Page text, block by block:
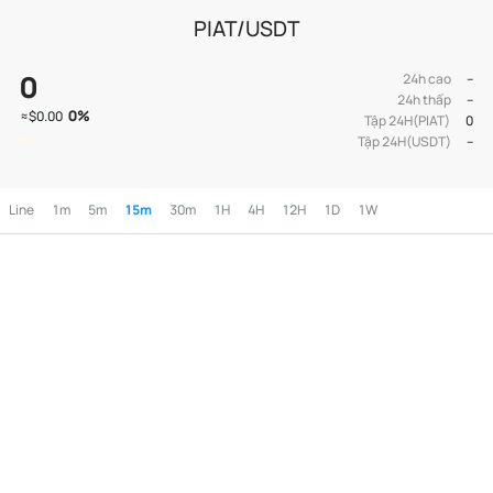
PIAT/USDT
0
≈$0.00 0%
24h cao
--
24h thấp
--
Tập 24H(PIAT)
0
Tập 24H(USDT)
--
Line 1m 5m 15m 30m 1H 4H 12H 1D 1W